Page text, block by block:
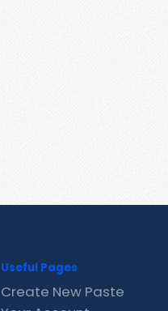
Useful Pages
Create New Paste